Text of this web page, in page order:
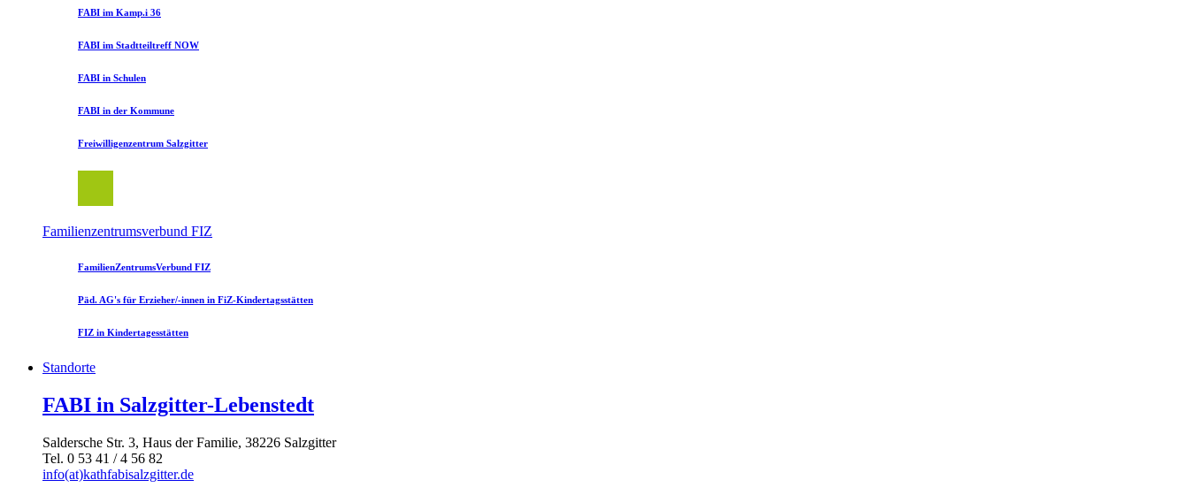
FABI im Kamp.i 36
FABI im Stadtteiltreff NOW
FABI in Schulen
FABI in der Kommune
Freiwilligenzentrum Salzgitter
Familienzentrumsverbund FIZ
FamilienZentrumsVerbund FIZ
Päd. AG's für Erzieher/-innen in FiZ-Kindertagsstätten
FIZ in Kindertagesstätten
Standorte
FABI in Salzgitter-Lebenstedt
Saldersche Str. 3, Haus der Familie, 38226 Salzgitter
Tel. 0 53 41 / 4 56 82
info(at)kathfabisalzgitter.de